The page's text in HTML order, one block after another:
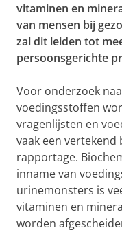
vitaminen en
van mensen bij
zal dit leiden tot
persoonsgerichte
Voor onderzoek
voedingsstoffen
vragenlijsten en
vaak een
rapportage.
inname van
urinemonsters is
vitaminen en
worden